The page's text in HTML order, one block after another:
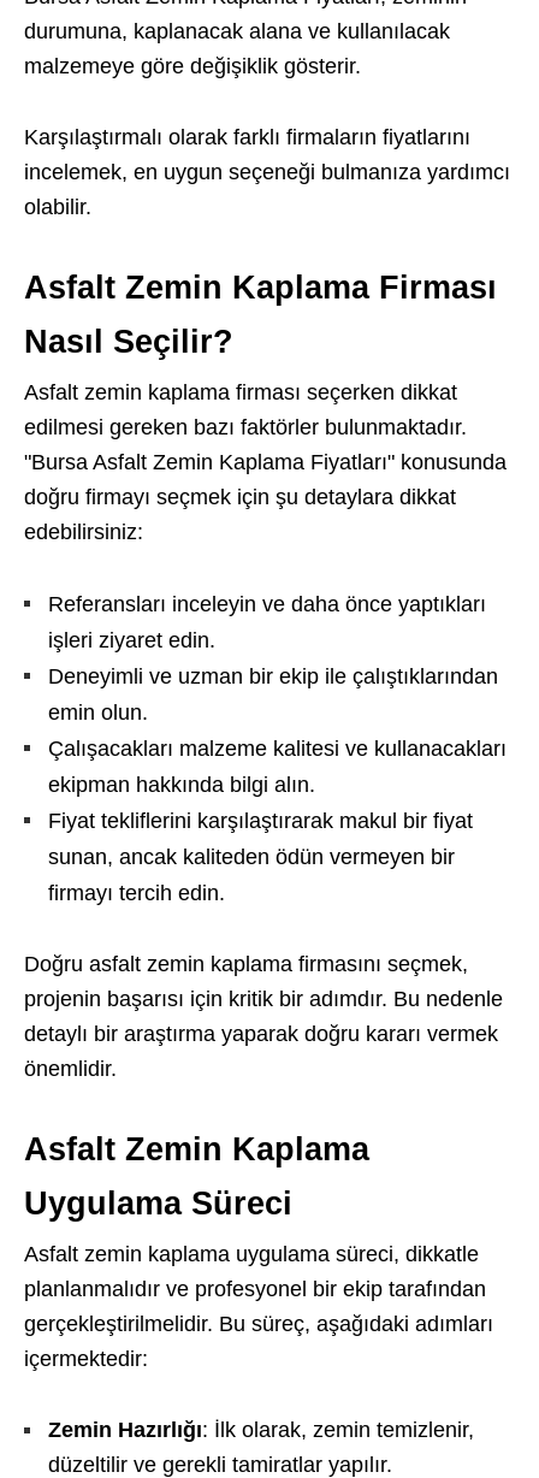
durumuna, kaplanacak alana ve kullanılacak
malzemeye göre değişiklik gösterir.
Karşılaştırmalı olarak farklı firmaların fiyatlarını
incelemek, en uygun seçeneği bulmanıza yardımcı
olabilir.
Asfalt Zemin Kaplama Firması
Nasıl Seçilir?
Asfalt zemin kaplama firması seçerken dikkat
edilmesi gereken bazı faktörler bulunmaktadır.
"Bursa Asfalt Zemin Kaplama Fiyatları" konusunda
doğru firmayı seçmek için şu detaylara dikkat
edebilirsiniz:
Referansları inceleyin ve daha önce yaptıkları
işleri ziyaret edin.
Deneyimli ve uzman bir ekip ile çalıştıklarından
emin olun.
Çalışacakları malzeme kalitesi ve kullanacakları
ekipman hakkında bilgi alın.
Fiyat tekliflerini karşılaştırarak makul bir fiyat
sunan, ancak kaliteden ödün vermeyen bir
firmayı tercih edin.
Doğru asfalt zemin kaplama firmasını seçmek,
projenin başarısı için kritik bir adımdır. Bu nedenle
detaylı bir araştırma yaparak doğru kararı vermek
önemlidir.
Asfalt Zemin Kaplama
Uygulama Süreci
Asfalt zemin kaplama uygulama süreci, dikkatle
planlanmalıdır ve profesyonel bir ekip tarafından
gerçekleştirilmelidir. Bu süreç, aşağıdaki adımları
içermektedir:
Zemin Hazırlığı: İlk olarak, zemin temizlenir,
düzeltilir ve gerekli tamiratlar yapılır.